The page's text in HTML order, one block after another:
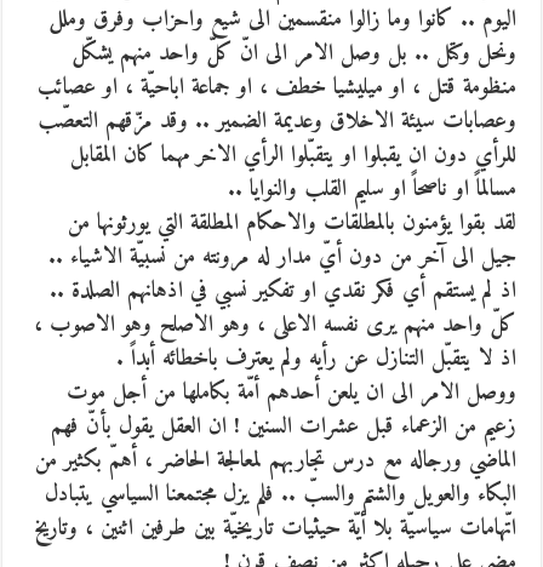
اليوم .. كانوا وما زالوا منقسمين الى شيع واحزاب وفرق وملل
ونحل وكتل .. بل وصل الامر الى انّ كلّ واحد منهم يشكّل
منظومة قتل ، او ميليشيا خطف ، او جماعة اباحيّة ، او عصائب
وعصابات سيئة الاخلاق وعديمة الضمير .. وقد مزّقهم التعصّب
للرأي دون ان يقبلوا او يتقبّلوا الرأي الاخر مهما كان المقابل
مسالماً او ناصحاً او سليم القلب والنوايا ..
لقد بقوا يؤمنون بالمطلقات والاحكام المطلقة التي يورثونها من
جيل الى آخر من دون أيّ مدار له مرونته من نسبيّة الاشياء ..
اذ لم يستقم أي فكر نقدي او تفكير نسبي في اذهانهم الصلدة ..
كلّ واحد منهم يرى نفسه الاعلى ، وهو الاصلح وهو الاصوب ،
اذ لا يتقبّل التنازل عن رأيه ولم يعترف باخطائه أبداً .
ووصل الامر الى ان يلعن أحدهم أمّة بكاملها من أجل موت
زعيم من الزعماء قبل عشرات السنين ! ان العقل يقول بأنّ فهم
الماضي ورجاله مع درس تجاربهم لمعالجة الحاضر ، أهمّ بكثير من
البكاء والعويل والشتم والسبّ .. فلم يزل مجتمعنا السياسي يتبادل
اتّهامات سياسيّة بلا أيّة حيثيات تاريخيّة بين طرفين اثنين ، وتاريخ